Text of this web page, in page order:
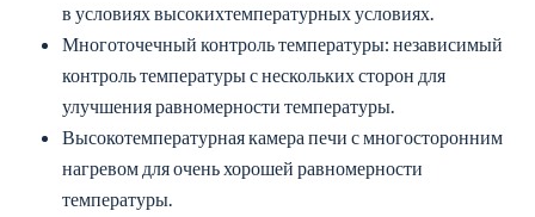
в условиях высокихтемпературных условиях.
Многоточечный контроль температуры: независимый
контроль температуры с нескольких сторон для
улучшения равномерности температуры.
Высокотемпературная камера печи с многосторонним
нагревом для очень хорошей равномерности
температуры.